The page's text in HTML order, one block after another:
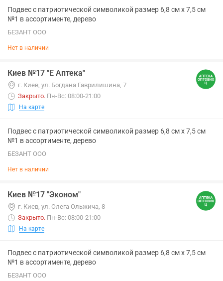
Подвес с патриотической символикой размер 6,8 см х 7,5 см
№1 в ассортименте, дерево
БЕЗАНТ ООО
Нет в наличии
Киев №17 "Е Аптека"
г. Киев, ул. Богдана Гаврилишина, 7
Закрыто. Пн-Вс: 08:00-21:00
На карте
Подвес с патриотической символикой размер 6,8 см х 7,5 см
№1 в ассортименте, дерево
БЕЗАНТ ООО
Нет в наличии
Киев №17 "Эконом"
г. Киев, ул. Олега Ольжича, 8
Закрыто. Пн-Вс: 08:00-21:00
На карте
Подвес с патриотической символикой размер 6,8 см х 7,5 см
№1 в ассортименте, дерево
БЕЗАНТ ООО